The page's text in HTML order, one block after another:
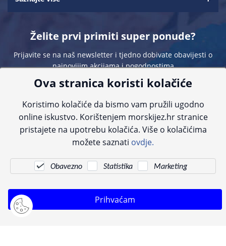
Želite prvi primiti super ponude?
Prijavite se na naš newsletter i tjedno dobivate obavijesti o
najnovijim akcijama i pogodnostima
Sve navedene cijene sadrže PDV. Pokušavamo osigurati što preciznije
informacije, ali zbog tehnoloških ograničenja ne možemo garantirati potpunu
kontaktirajte nas putem telefona:+385 23 231 761ili e-maila:info@morskijez.hr
Ova stranica koristi kolačiće
Koristimo kolačiće da bismo vam pružili ugodno
online iskustvo. Korištenjem morskijez.hr stranice
pristajete na upotrebu kolačića. Više o kolačićima
možete saznati ovdje.
Obavezno Statistika Marketing
Prihvaćam